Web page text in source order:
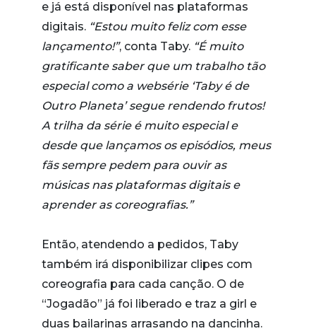
e já está disponível nas plataformas
digitais. “Estou muito feliz com esse
lançamento!”, conta Taby. “É muito
gratificante saber que um trabalho tão
especial como a websérie ‘Taby é de
Outro Planeta’ segue rendendo frutos!
A trilha da série é muito especial e
desde que lançamos os episódios, meus
fãs sempre pedem para ouvir as
músicas nas plataformas digitais e
aprender as coreografias.”
Então, atendendo a pedidos, Taby
também irá disponibilizar clipes com
coreografia para cada canção. O de
“Jogadão” já foi liberado e traz a girl e
duas bailarinas arrasando na dancinha.